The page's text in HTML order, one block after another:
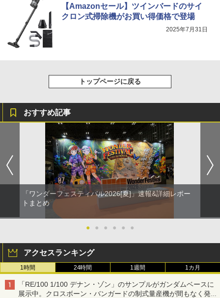
【Amazonセール】ツインバードのサイ
クロン式掃除機がお買い得価格で登場
2025年7月31日
トップページに戻る
おすすめ記事
「ワンダーフェスティバル2026[夏]」速報&詳細レポー
トまとめ
● ● ● ● ● ●
アクセスランキング
1時間 24時間 1週間 1カ月
「RE/100 1/100 デナン・ゾン」のサンプルがガンダムベースに
展示中。クロスボーン・バンガードの制式量産機が間もなく発送